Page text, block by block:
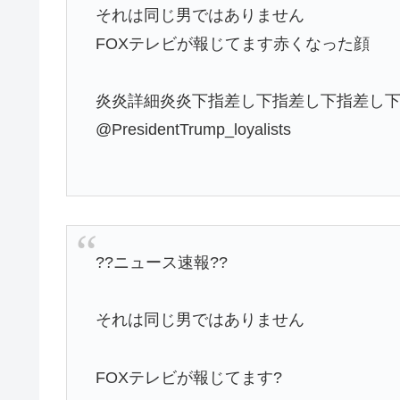
それは同じ男ではありません
FOXテレビが報じてます赤くなった顔
炎炎詳細炎炎下指差し下指差し下指差し
@PresidentTrump_loyalists
??ニュース速報??
それは同じ男ではありません
FOXテレビが報じてます?